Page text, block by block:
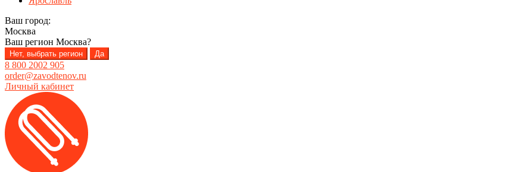
Ваш город:
Москва
Ваш регион Москва?
Нет, выбрать регион Да
8 800 2002 905
order@zavodtenov.ru
Личный кабинет
Перейти
навигации
Перейти
содержимому